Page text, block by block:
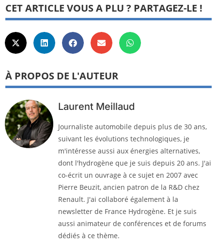
CET ARTICLE VOUS A PLU ? PARTAGEZ-LE !
À PROPOS DE L'AUTEUR
Laurent Meillaud
Journaliste automobile depuis plus de 30 ans,
suivant les évolutions technologiques, je
m'intéresse aussi aux énergies alternatives,
dont l'hydrogène que je suis depuis 20 ans. J'ai
co-écrit un ouvrage à ce sujet en 2007 avec
Pierre Beuzit, ancien patron de la R&D chez
Renault. J'ai collaboré également à la
newsletter de France Hydrogène. Et je suis
aussi animateur de conférences et de forums
dédiés à ce thème.